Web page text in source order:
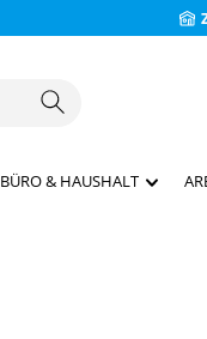
BÜRO & HAUSHALT